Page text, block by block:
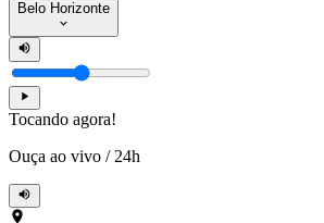
Belo Horizonte
Tocando agora!
Ouça ao vivo / 24h